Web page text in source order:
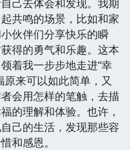
己去体会和发现。我期
共鸣的场景，比如和家
伙伴们分享快乐的瞬
得的勇气和乐趣。这本
着我一步步地走进“幸
来可以如此简单，又
会用怎样的笔触，去描
的理解和体验。也许，
己的生活，发现那些容
和感恩。